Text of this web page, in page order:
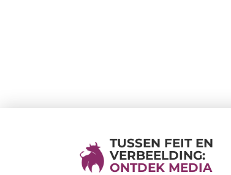
TUSSEN FEIT EN
VERBEELDING:
ONTDEK MEDIA